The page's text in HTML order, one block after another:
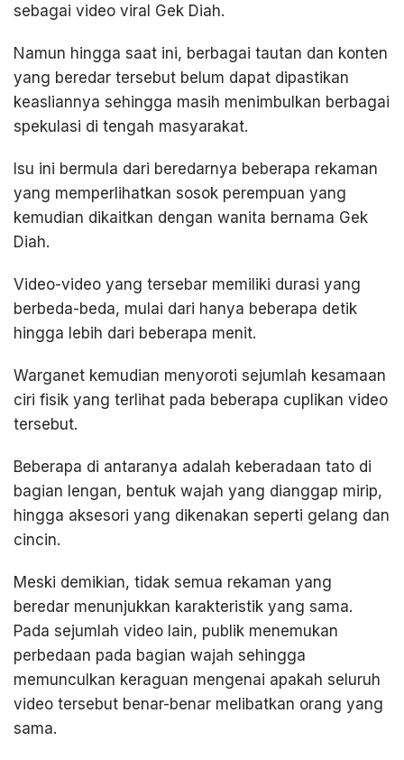
sebagai video viral Gek Diah.
Namun hingga saat ini, berbagai tautan dan konten
yang beredar tersebut belum dapat dipastikan
keasliannya sehingga masih menimbulkan berbagai
spekulasi di tengah masyarakat.
Isu ini bermula dari beredarnya beberapa rekaman
yang memperlihatkan sosok perempuan yang
kemudian dikaitkan dengan wanita bernama Gek
Diah.
Video-video yang tersebar memiliki durasi yang
berbeda-beda, mulai dari hanya beberapa detik
hingga lebih dari beberapa menit.
Warganet kemudian menyoroti sejumlah kesamaan
ciri fisik yang terlihat pada beberapa cuplikan video
tersebut.
Beberapa di antaranya adalah keberadaan tato di
bagian lengan, bentuk wajah yang dianggap mirip,
hingga aksesori yang dikenakan seperti gelang dan
cincin.
Meski demikian, tidak semua rekaman yang
beredar menunjukkan karakteristik yang sama.
Pada sejumlah video lain, publik menemukan
perbedaan pada bagian wajah sehingga
memunculkan keraguan mengenai apakah seluruh
video tersebut benar-benar melibatkan orang yang
sama.